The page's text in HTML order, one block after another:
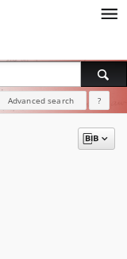
Advanced search ?